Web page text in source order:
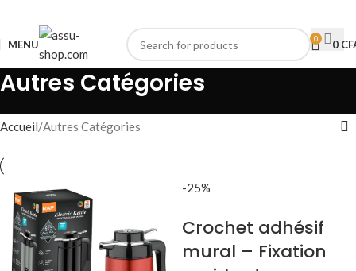
MENU 0 0
Autres Catégories
Accueil Autres Catégories
-25%
Crochet adhésif
mural – Fixation